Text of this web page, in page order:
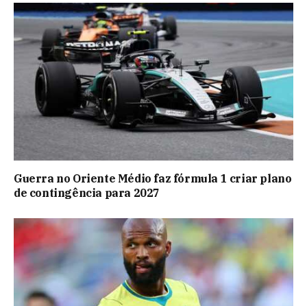
Guerra no Oriente Médio faz fórmula 1 criar plano
de contingência para 2027